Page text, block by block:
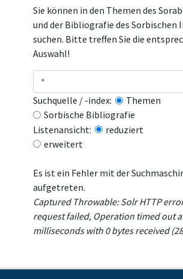
Sie können in den Themen des
und der Bibliografie des Sorbischen
suchen. Bitte treffen Sie die
Auswahl!
Suchquelle / -index:
Themen
Sorbische Bibliografie
Listenansicht:
reduziert
erweitert
Es ist ein Fehler mit der
aufgetreten.
Captured Throwable: Solr HTTP
request failed, Operation timed out
milliseconds with 0 bytes received